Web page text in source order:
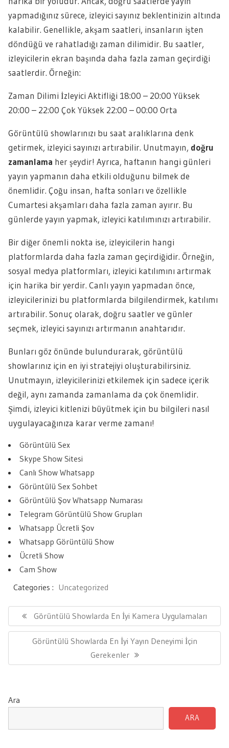
yapmadığınız sürece, izleyici sayınız beklentinizin altında
kalabilir. Genellikle, akşam saatleri, insanların işten
döndüğü ve rahatladığı zaman dilimidir. Bu saatler,
izleyicilerin ekran başında daha fazla zaman geçirdiği
saatlerdir. Örneğin:
Zaman Dilimi İzleyici Aktifliği 18:00 – 20:00 Yüksek
20:00 – 22:00 Çok Yüksek 22:00 – 00:00 Orta
Görüntülü showlarınızı bu saat aralıklarına denk
getirmek, izleyici sayınızı artırabilir. Unutmayın, doğru
zamanlama her şeydir! Ayrıca, haftanın hangi günleri
yayın yapmanın daha etkili olduğunu bilmek de
önemlidir. Çoğu insan, hafta sonları ve özellikle
Cumartesi akşamları daha fazla zaman ayırır. Bu
günlerde yayın yapmak, izleyici katılımınızı artırabilir.
Bir diğer önemli nokta ise, izleyicilerin hangi
platformlarda daha fazla zaman geçirdiğidir. Örneğin,
sosyal medya platformları, izleyici katılımını artırmak
için harika bir yerdir. Canlı yayın yapmadan önce,
izleyicilerinizi bu platformlarda bilgilendirmek, katılımı
artırabilir. Sonuç olarak, doğru saatler ve günler
seçmek, izleyici sayınızı artırmanın anahtarıdır.
Bunları göz önünde bulundurarak, görüntülü
showlarınız için en iyi stratejiyi oluşturabilirsiniz.
Unutmayın, izleyicilerinizi etkilemek için sadece içerik
değil, aynı zamanda zamanlama da çok önemlidir.
Şimdi, izleyici kitlenizi büyütmek için bu bilgileri nasıl
uygulayacağınıza karar verme zamanı!
Görüntülü Sex
Skype Show Sitesi
Canlı Show Whatsapp
Görüntülü Sex Sohbet
Görüntülü Şov Whatsapp Numarası
Telegram Görüntülü Show Grupları
Whatsapp Ücretli Şov
Whatsapp Görüntülü Show
Ücretli Show
Cam Show
Categories : Uncategorized
gezinmesiPrevious
Post:
Görüntülü Showlarda En İyi Kamera Uygulamaları
Next
Görüntülü Showlarda En İyi Yayın Deneyimi İçin
Gerekenler
Ara
ARA